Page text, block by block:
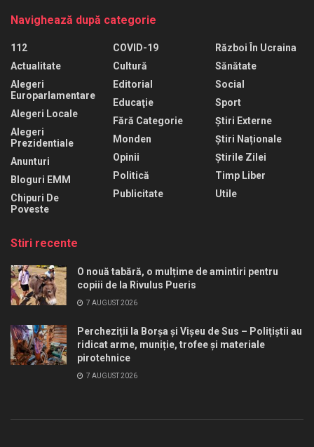
Navighează după categorie
112
Actualitate
Alegeri
Europarlamentare
Alegeri Locale
Alegeri
Prezidentiale
Anunturi
Bloguri EMM
Chipuri De
Poveste
COVID-19
Cultură
Editorial
Educaţie
Fără Categorie
Monden
Opinii
Politică
Publicitate
Război În Ucraina
Sănătate
Social
Sport
Știri Externe
Știri Naționale
Știrile Zilei
Timp Liber
Utile
Stiri recente
O nouă tabără, o mulțime de amintiri pentru
copiii de la Rivulus Pueris
7 AUGUST 2026
Percheziții la Borșa și Vișeu de Sus – Polițiștii au
ridicat arme, muniție, trofee și materiale
pirotehnice
7 AUGUST 2026